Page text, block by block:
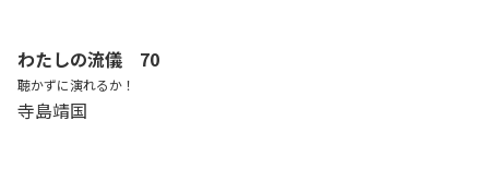
わたしの流儀 70
聴かずに演れるか！
寺島靖国